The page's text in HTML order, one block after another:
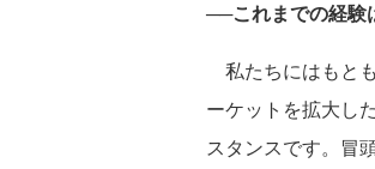
──これまでの経験
私たちにはもと
ーケットを拡大し
スタンスです。冒